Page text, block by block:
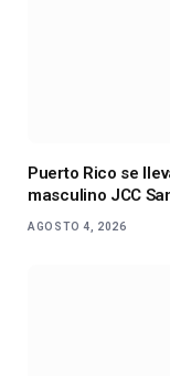
Puerto Rico se
masculino JCC
AGOSTO 4, 2026